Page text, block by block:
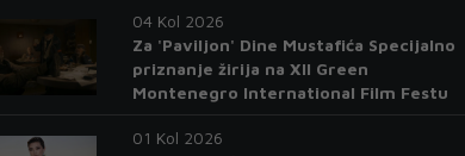
04 Kol 2026
Za 'Paviljon' Dine Mustafića Specijalno
priznanje žirija na XII Green
Montenegro International Film Festu
01 Kol 2026